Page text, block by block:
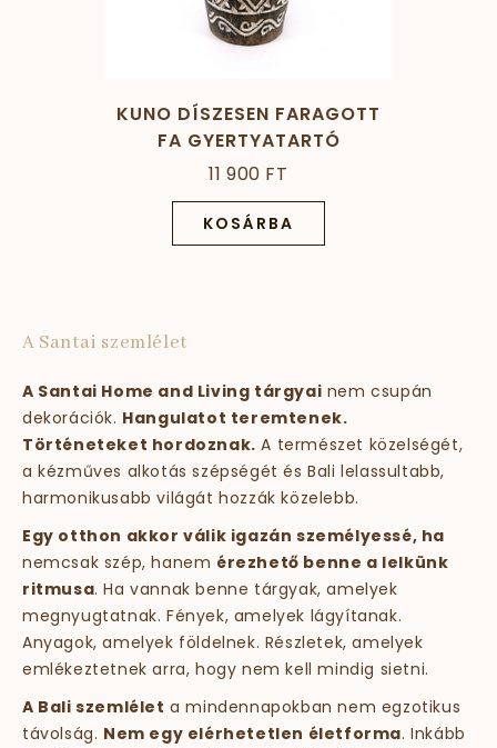
KUNO DÍSZESEN FARAGOTT
FA GYERTYATARTÓ
11 900 FT
KOSÁRBA
A Santai szemlélet
A Santai Home and Living tárgyai nem csupán
dekorációk. Hangulatot teremtenek.
Történeteket hordoznak. A természet közelségét,
a kézműves alkotás szépségét és Bali lelassultabb,
harmonikusabb világát hozzák közelebb.
Egy otthon akkor válik igazán személyessé, ha
nemcsak szép, hanem érezhető benne a lelkünk
ritmusa. Ha vannak benne tárgyak, amelyek
megnyugtatnak. Fények, amelyek lágyítanak.
Anyagok, amelyek földelnek. Részletek, amelyek
emlékeztetnek arra, hogy nem kell mindig sietni.
A Bali szemlélet a mindennapokban nem egzotikus
távolság. Nem egy elérhetetlen életforma. Inkább